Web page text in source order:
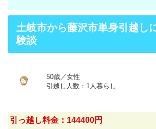
土岐市から藤沢市単身引越し
験談
50歳／女性
引越し人数：1人暮らし
引っ越し料金：144400円